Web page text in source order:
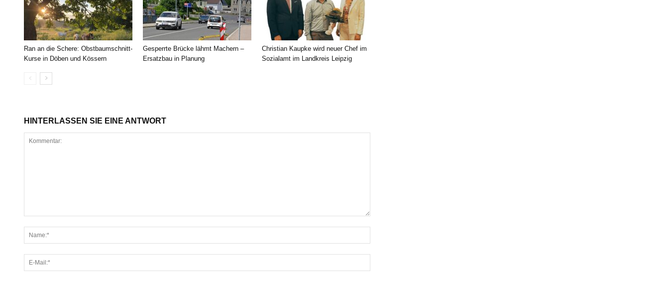
Ran an die Schere: Obstbaumschnitt-
Kurse in Döben und Kössern
Gesperrte Brücke lähmt Machern –
Ersatzbau in Planung
Christian Kaupke wird neuer Chef im
Sozialamt im Landkreis Leipzig
HINTERLASSEN SIE EINE ANTWORT